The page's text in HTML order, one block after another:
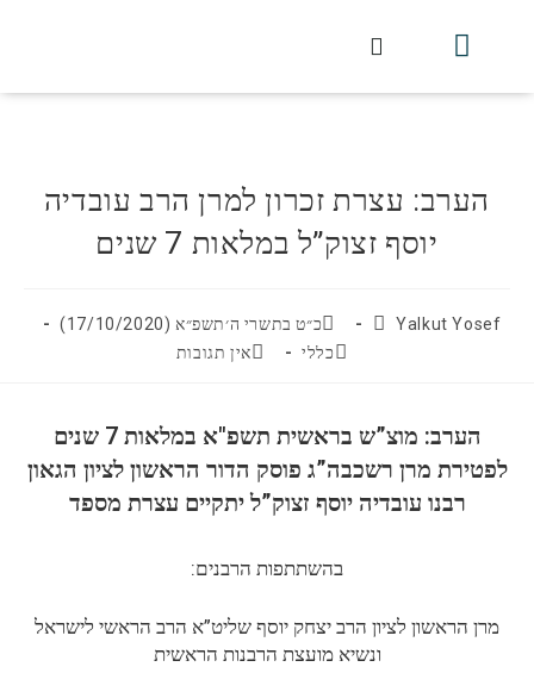
הערב: עצרת זכרון למרן הרב עובדיה
יוסף זצוק”ל במלאות 7 שנים
Yalkut Yosef
כ״ט בתשרי ה׳תשפ״א (17/10/2020)
כללי
אין תגובות
הערב: מוצ”ש בראשית תשפ"א במלאות 7 שנים
לפטירת מרן רשכבה”ג פוסק הדור הראשון לציון הגאון
רבנו עובדיה יוסף זצוק”ל יתקיים עצרת מספד
בהשתתפות הרבנים:
מרן הראשון לציון הרב יצחק יוסף שליט”א הרב הראשי לישראל
ונשיא מועצת הרבנות הראשית